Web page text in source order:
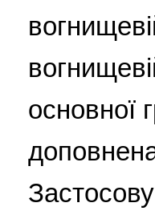
основної